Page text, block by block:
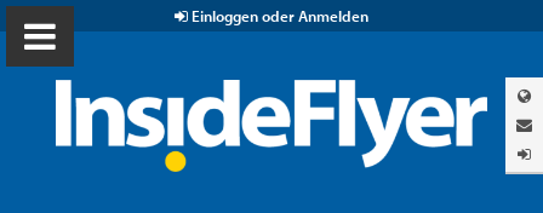
Einloggen oder Anmelden